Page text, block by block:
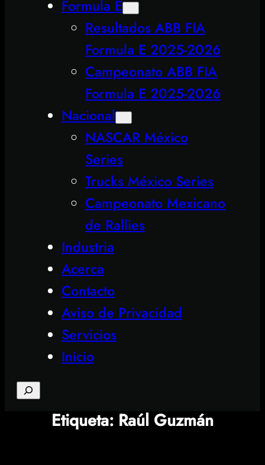
Formula E
Resultados ABB FIA
Formula E 2025-2026
Campeonato ABB FIA
Formula E 2025-2026
Nacional
NASCAR México
Series
Trucks México Series
Campeonato Mexicano
de Rallies
Industria
Acerca
Contacto
Aviso de Privacidad
Servicios
Inicio
Search
Etiqueta: Raúl Guzmán